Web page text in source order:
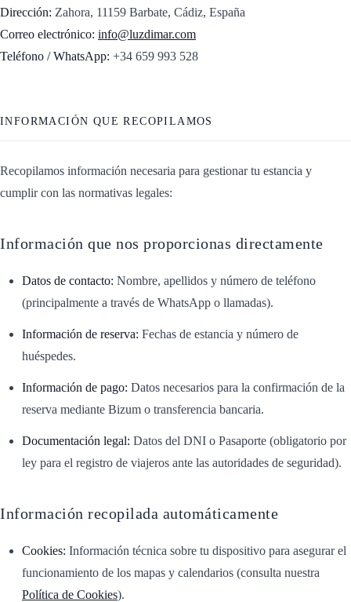
Dirección: Zahora, 11159 Barbate, Cádiz, España
Correo electrónico: info@luzdimar.com
Teléfono / WhatsApp: +34 659 993 528
INFORMACIÓN QUE RECOPILAMOS
Recopilamos información necesaria para gestionar tu estancia y
cumplir con las normativas legales:
Información que nos proporcionas directamente
Datos de contacto: Nombre, apellidos y número de teléfono
(principalmente a través de WhatsApp o llamadas).
Información de reserva: Fechas de estancia y número de
huéspedes.
Información de pago: Datos necesarios para la confirmación de la
reserva mediante Bizum o transferencia bancaria.
Documentación legal: Datos del DNI o Pasaporte (obligatorio por
ley para el registro de viajeros ante las autoridades de seguridad).
Información recopilada automáticamente
Cookies: Información técnica sobre tu dispositivo para asegurar el
funcionamiento de los mapas y calendarios (consulta nuestra
Política de Cookies).